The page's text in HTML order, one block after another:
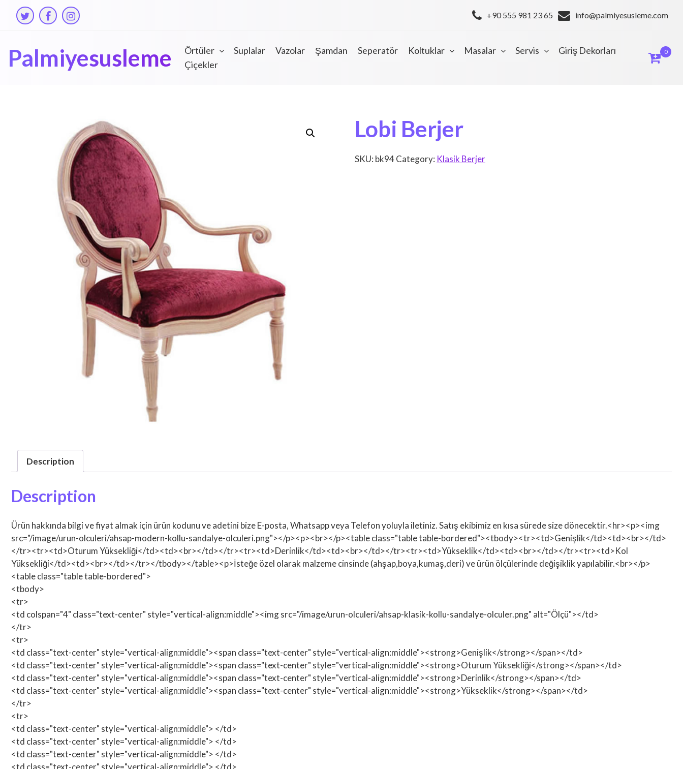
content
+90 555 981 23 65 info@palmiyesusleme.com
Palmiyesusleme Örtüler Suplalar Vazolar Şamdan Seperatör Koltuklar Masalar Servis
Giriş Dekorları
Çiçekler
0
Lobi Berjer
SKU: bk94Category: Klasik Berjer
Description
Description
Ürün hakkında bilgi ve fiyat almak için ürün kodunu ve adetini bize E-posta, Whatsapp veya Telefon yoluyla iletiniz. Satış ekibimiz en kısa sürede size dönecektir.<hr><p><img
src="/image/urun-olculeri/ahsap-modern-kollu-sandalye-olculeri.png"></p><p><br></p><table class="table table-bordered"><tbody><tr><td>Genişlik</td><td><br></td>
</tr><tr><td>Oturum Yüksekliği</td><td><br></td></tr><tr><td>Derinlik</td><td><br></td></tr><tr><td>Yükseklik</td><td><br></td></tr><tr><td>Kol
Yüksekliği</td><td><br></td></tr></tbody></table><p>İsteğe özel olarak malzeme cinsinde (ahşap,boya,kumaş,deri) ve ürün ölçülerinde değişiklik yapılabilir.<br></p>
<table class="table table-bordered">
<tbody>
<tr>
<td colspan="4" class="text-center" style="vertical-align:middle"><img src="/image/urun-olculeri/ahsap-klasik-kollu-sandalye-olculer.png" alt="Ölçü"></td>
</tr>
<tr>
<td class="text-center" style="vertical-align:middle"><span class="text-center" style="vertical-align:middle"><strong>Genişlik</strong></span></td>
<td class="text-center" style="vertical-align:middle"><span class="text-center" style="vertical-align:middle"><strong>Oturum Yüksekliği</strong></span></td>
<td class="text-center" style="vertical-align:middle"><span class="text-center" style="vertical-align:middle"><strong>Derinlik</strong></span></td>
<td class="text-center" style="vertical-align:middle"><span class="text-center" style="vertical-align:middle"><strong>Yükseklik</strong></span></td>
</tr>
<tr>
<td class="text-center" style="vertical-align:middle"> </td>
<td class="text-center" style="vertical-align:middle"> </td>
<td class="text-center" style="vertical-align:middle"> </td>
<td class="text-center" style="vertical-align:middle"> </td>